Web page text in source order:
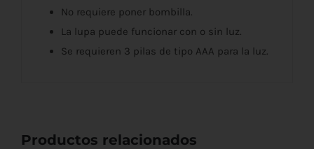
No requiere poner bombilla.
La lupa puede funcionar con o sin luz.
Se requieren 3 pilas de tipo AAA para la luz.
Productos relacionados